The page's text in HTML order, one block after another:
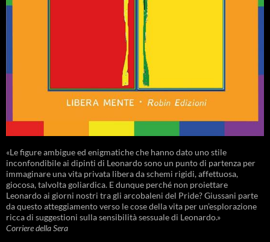
«Le figure ambigue ed enigmatiche che hanno dato uno stile
inconfondibile ai dipinti di Leonardo sono un punto di partenza per
immaginare una vita privata libera da schemi rigidi, affettuosa,
giocosa, talvolta goliardica. E dunque perché non proiettare
Leonardo ai giorni nostri tra gli arcobaleni del Pride? Giussani parte
da questo atteggiamento verso le cose della vita per un’esplorazione
ricca di suggestioni sulla sensibilità sessuale di Leonardo.»
Corriere della Sera